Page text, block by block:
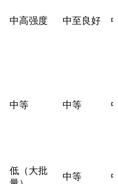
中高强度 中至良好
中等 中等
低（大批
中等